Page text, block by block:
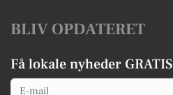
BLIV OPDATERET
Få lokale nyheder GRATIS
Email